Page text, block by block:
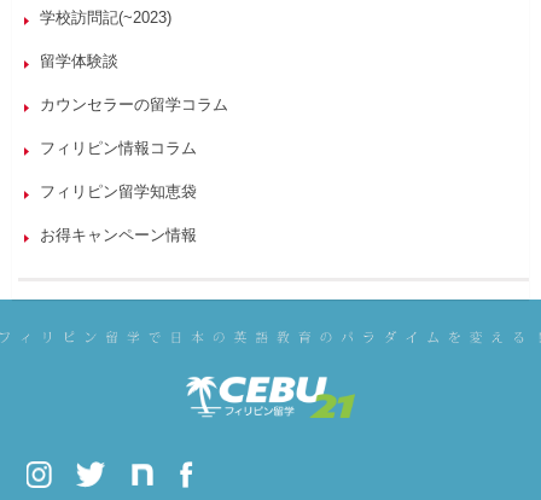
学校訪問記(~2023)
留学体験談
カウンセラーの留学コラム
フィリピン情報コラム
フィリピン留学知恵袋
お得キャンペーン情報